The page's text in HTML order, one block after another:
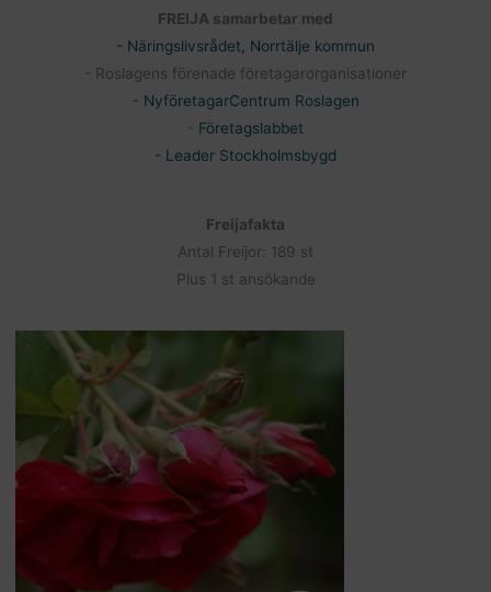
FREIJA samarbetar med
- Näringslivsrådet, Norrtälje kommun
- Roslagens förenade företagarorganisationer
- NyföretagarCentrum Roslagen
Företagslabbet
- Leader Stockholmsbygd
Freijafakta
Antal Freijor: 189 st
Plus 1 st ansökande